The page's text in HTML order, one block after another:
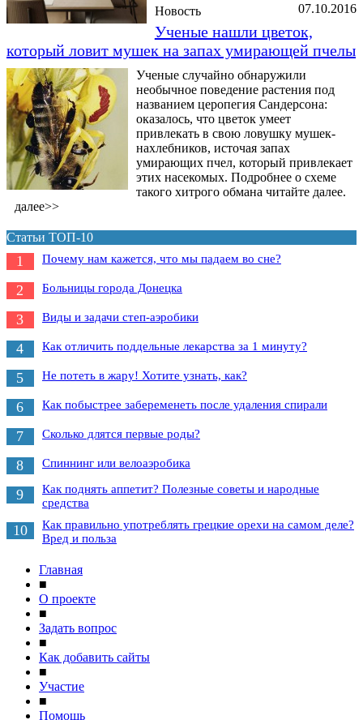
07.10.2016
Новость
Ученые нашли цветок,
который ловит мушек на запах умирающей пчелы
Ученые случайно обнаружили
необычное поведение растения под
названием церопегия Сандерсона:
оказалось, что цветок умеет
привлекать в свою ловушку мушек-
нахлебников, источая запах
умирающих пчел, который привлекает
этих насекомых. Подробнее о схеме
такого хитрого обмана читайте далее.
далее>>
Статьи ТОП-10
1 Почему нам кажется, что мы падаем во сне?
2 Больницы города Донецка
3 Виды и задачи степ-аэробики
4 Как отличить поддельные лекарства за 1 минуту?
5 Не потеть в жару! Хотите узнать, как?
6 Как побыстрее забеременеть после удаления спирали
7 Сколько длятся первые роды?
8 Спиннинг или велоаэробика
9
Как поднять аппетит? Полезные советы и народные
средства
10
Как правильно употреблять грецкие орехи на самом деле?
Вред и польза
Главная
■
О проекте
■
Задать вопрос
■
Как добавить сайты
■
Участие
■
Помощь